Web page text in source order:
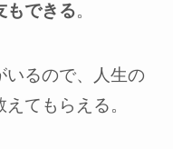
もできる。
いるので、人生の
てもらえる。